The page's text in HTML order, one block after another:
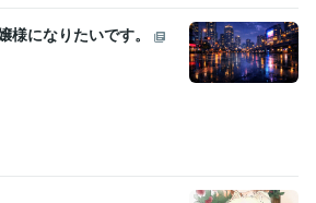
BGM制作、既存の楽曲のカバー制作
和訳（ロシア語）
様になりたいです。